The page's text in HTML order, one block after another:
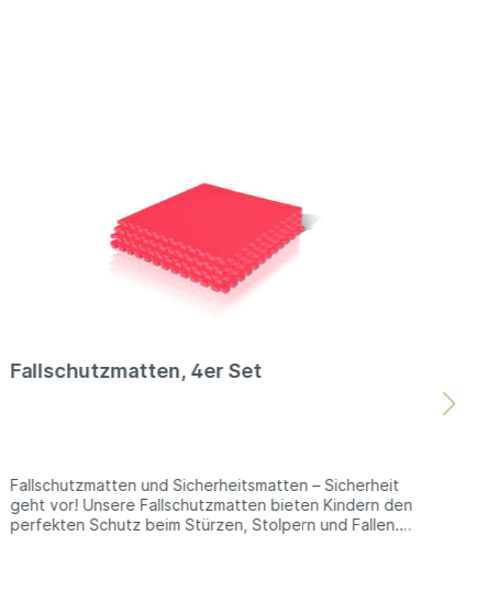
Fallschutzmatten, 4er Set
Fallschutzmatten und Sicherheitsmatten – Sicherheit
geht vor! Unsere Fallschutzmatten bieten Kindern den
perfekten Schutz beim Stürzen, Stolpern und Fallen.